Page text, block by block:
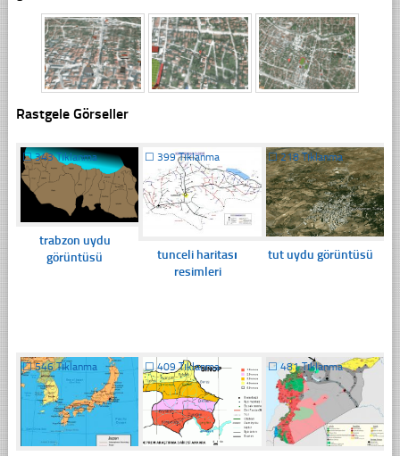
Rastgele Görseller
☐343 Tıklanma
trabzon uydu
görüntüsü
☐399 Tıklanma
tunceli haritası
resimleri
☐218 Tıklanma
tut uydu görüntüsü
☐546 Tıklanma ☐409 Tıklanma ☐481 Tıklanma